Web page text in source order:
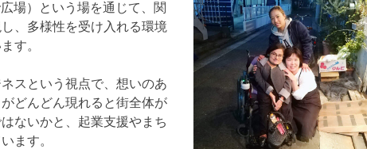
場）という場を通じて、関
、多様性を受け入れる環境
す。
スという視点で、想いのあ
どんどん現れると街全体が
ないかと、起業支援やまち
ます。